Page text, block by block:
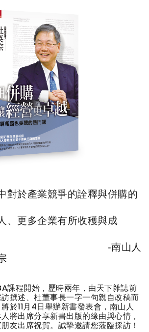
對於產業競爭的詮釋與併購的
、更多企業有所收穫與成
」
山人
課程開始，歷時兩年，由天下雜誌前
撰述、杜董事長一字一句親自改稿而
於11月4日舉辦新書發表會，南山人
將出席分享新書出版的緣由與心情，
友出席祝賀。誠摯邀請您蒞臨採訪！